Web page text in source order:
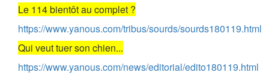
Le 114 bientôt au complet ?
https://www.yanous.com/tribus/sourds/sourds180119.html
Qui veut tuer son chien...
https://www.yanous.com/news/editorial/edito180119.html